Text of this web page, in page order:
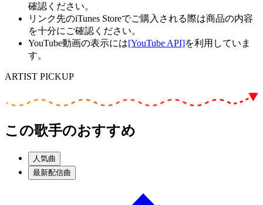
確認ください。
リンク先のiTunes Storeでご購入される際は商品の内容
を十分にご確認ください。
YouTube動画の表示には[YouTube API]を利用していま
す。
ARTIST PICKUP
この歌手のおすすめ
人気曲
最新配信曲